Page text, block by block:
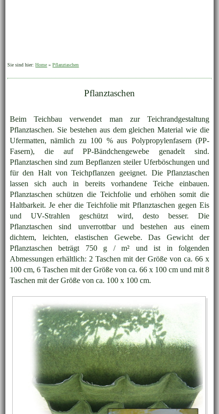
Sie sind hier:Home »Pflanztaschen
Pflanztaschen
Beim Teichbau verwendet man zur Teichrandgestaltung
Pflanztaschen. Sie bestehen aus dem gleichen Material wie die
Ufermatten, nämlich zu 100 % aus Polypropylenfasern (PP-
Fasern), die auf PP-Bändchengewebe genadelt sind.
Pflanztaschen sind zum Bepflanzen steiler Uferböschungen und
für den Halt von Teichpflanzen geeignet. Die Pflanztaschen
lassen sich auch in bereits vorhandene Teiche einbauen.
Pflanztaschen schützen die Teichfolie und erhöhen somit die
Haltbarkeit. Je eher die Teichfolie mit Pflanztaschen gegen Eis
und UV-Strahlen geschützt wird, desto besser. Die
Pflanztaschen sind unverrottbar und bestehen aus einem
dichtem, leichten, elastischen Gewebe. Das Gewicht der
Pflanztaschen beträgt 750 g / m² und ist in folgenden
Abmessungen erhältlich: 2 Taschen mit der Größe von ca. 66 x
100 cm, 6 Taschen mit der Größe von ca. 66 x 100 cm und mit 8
Taschen mit der Größe von ca. 100 x 100 cm.